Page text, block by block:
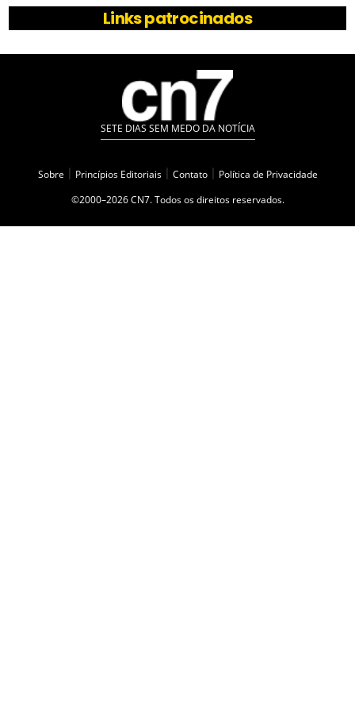
Links patrocinados
SETE DIAS SEM MEDO DA NOTÍCIA
Sobre Princípios Editoriais Contato
Política de Privacidade
©2000–2026 CN7. Todos os direitos reservados.